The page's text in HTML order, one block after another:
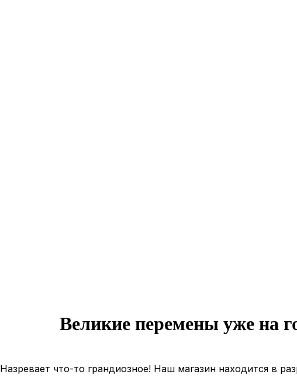
Великие перемены уже на
Назревает что-то грандиозное! Наш магазин находится в